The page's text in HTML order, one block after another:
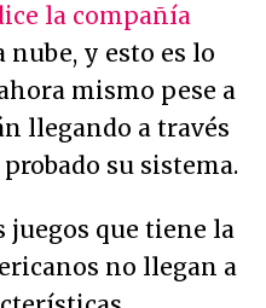
la compañía
nube, y esto es lo
mismo pese a
llegando a través
su sistema.
juegos que tiene la
no llegan a